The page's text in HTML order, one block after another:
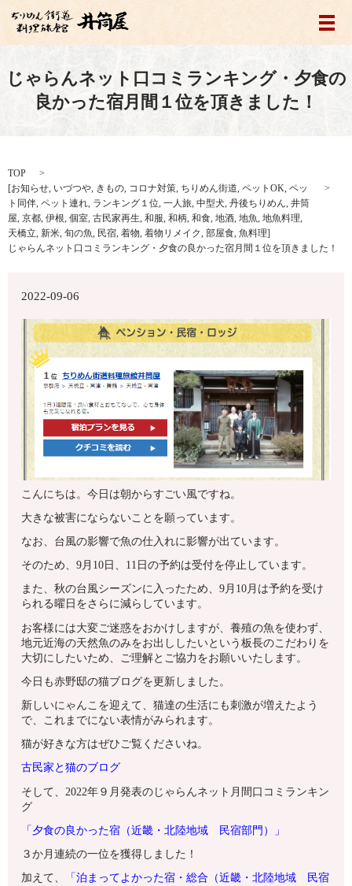
メ
じゃらんネット口コミランキング・夕食の
良かった宿月間１位を頂きました！
TOP
[お知らせ, いづつや, きもの, コロナ対策, ちりめん街道, ペットOK, ペッ
ト同伴, ペット連れ, ランキング１位, 一人旅, 中型犬, 丹後ちりめん, 井筒
屋, 京都, 伊根, 個室, 古民家再生, 和服, 和柄, 和食, 地酒, 地魚, 地魚料理,
天橋立, 新米, 旬の魚, 民宿, 着物, 着物リメイク, 部屋食, 魚料理]
じゃらんネット口コミランキング・夕食の良かった宿月間１位を頂きました！
2022-09-06
こんにちは。今日は朝からすごい風ですね。
大きな被害にならないことを願っています。
なお、台風の影響で魚の仕入れに影響が出ています。
そのため、9月10日、11日の予約は受付を停止しています。
また、秋の台風シーズンに入ったため、9月10月は予約を受け
られる曜日をさらに減らしています。
お客様には大変ご迷惑をおかけしますが、養殖の魚を使わず、
地元近海の天然魚のみをお出ししたいという板長のこだわりを
大切にしたいため、ご理解とご協力をお願いいたします。
今日も赤野邸の猫ブログを更新しました。
新しいにゃんこを迎えて、猫達の生活にも刺激が増えたよう
で、これまでにない表情がみられます。
猫が好きな方はぜひご覧くださいね。
古民家と猫のブログ
そして、2022年９月発表のじゃらんネット月間口コミランキン
グ
「夕食の良かった宿（近畿・北陸地域 民宿部門）」
３か月連続の一位を獲得しました！
加えて、
「泊まってよかった宿・総合（近畿・北陸地域 民宿